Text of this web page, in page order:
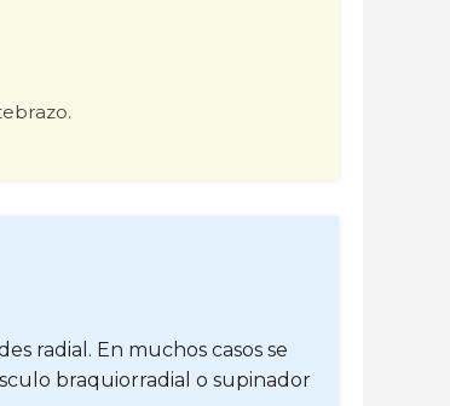
radial. En muchos casos se
braquiorradial o supinador